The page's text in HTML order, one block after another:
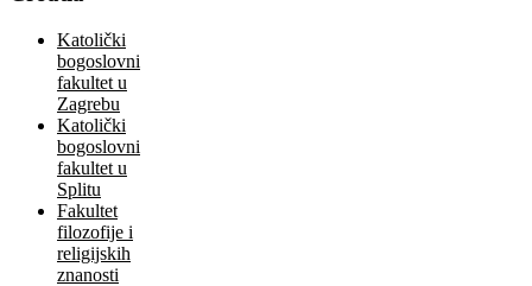
Katolički
bogoslovni
fakultet u
Zagrebu
Katolički
bogoslovni
fakultet u
Splitu
Fakultet
filozofije i
religijskih
znanosti